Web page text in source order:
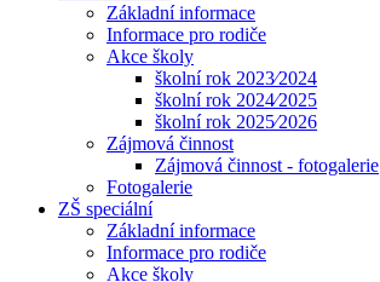
Základní informace
Informace pro rodiče
Akce školy
školní rok 2023⁄2024
školní rok 2024⁄2025
školní rok 2025⁄2026
Zájmová činnost
Zájmová činnost - fotogalerie
Fotogalerie
ZŠ speciální
Základní informace
Informace pro rodiče
Akce školy